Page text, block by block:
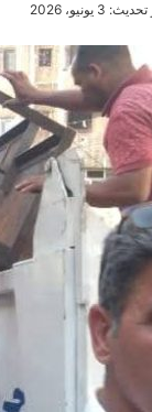
3 يونيو، 2026